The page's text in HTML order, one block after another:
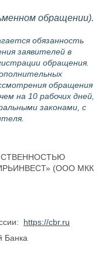
обращении).
обязанность
заявителей в
обращения.
обращения
на 10 рабочих дней,
законами, с
(ООО МКК
https://cbr.ru
Банка